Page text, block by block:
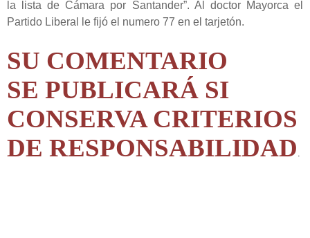
la lista de Cámara por Santander”. Al doctor Mayorca el
Partido Liberal le fijó el numero 77 en el tarjetón.
SU COMENTARIO
SE PUBLICARÁ SI
CONSERVA CRITERIOS
DE RESPONSABILIDAD